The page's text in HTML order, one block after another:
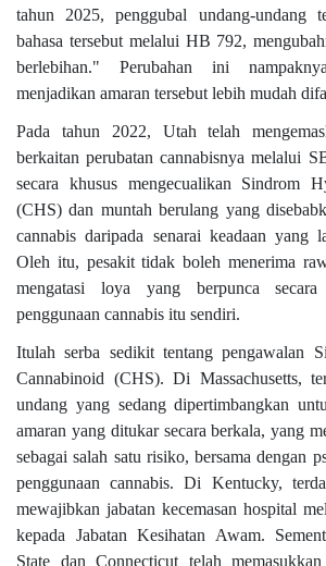
tahun 2025, penggubal undang-undang
bahasa tersebut melalui HB 792,
berlebihan." Perubahan ini
menjadikan amaran tersebut lebih mudah
Pada tahun 2022, Utah telah
berkaitan perubatan cannabisnya melalui
secara khusus mengecualikan Sindrom
(CHS) dan muntah berulang yang
cannabis daripada senarai keadaan yang
Oleh itu, pesakit tidak boleh menerima
mengatasi loya yang berpunca secara
penggunaan cannabis itu sendiri.
Itulah serba sedikit tentang pengawalan
Cannabinoid (CHS). Di Massachusetts,
undang yang sedang dipertimbangkan
amaran yang ditukar secara berkala, yang
sebagai salah satu risiko, bersama dengan
penggunaan cannabis. Di Kentucky,
mewajibkan jabatan kecemasan hospital
kepada Jabatan Kesihatan Awam.
State dan Connecticut telah